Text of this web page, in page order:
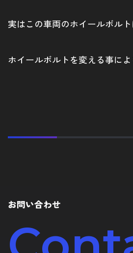
実はこの車両のホイールボル
ホイールボルトを変える事に
お問い合わせ